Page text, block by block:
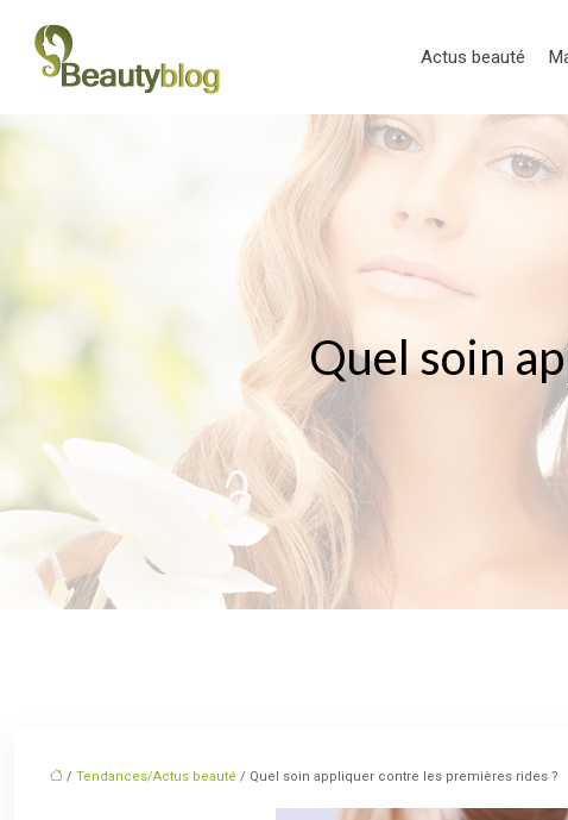
Actus beauté
Quel soin
/ Tendances/Actus beauté / Quel soin appliquer contre les premières rides ?